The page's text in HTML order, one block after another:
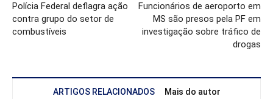
Polícia Federal deflagra ação
contra grupo do setor de
combustíveis
Funcionários de aeroporto em
MS são presos pela PF em
investigação sobre tráfico de
drogas
ARTIGOS RELACIONADOS Mais do autor